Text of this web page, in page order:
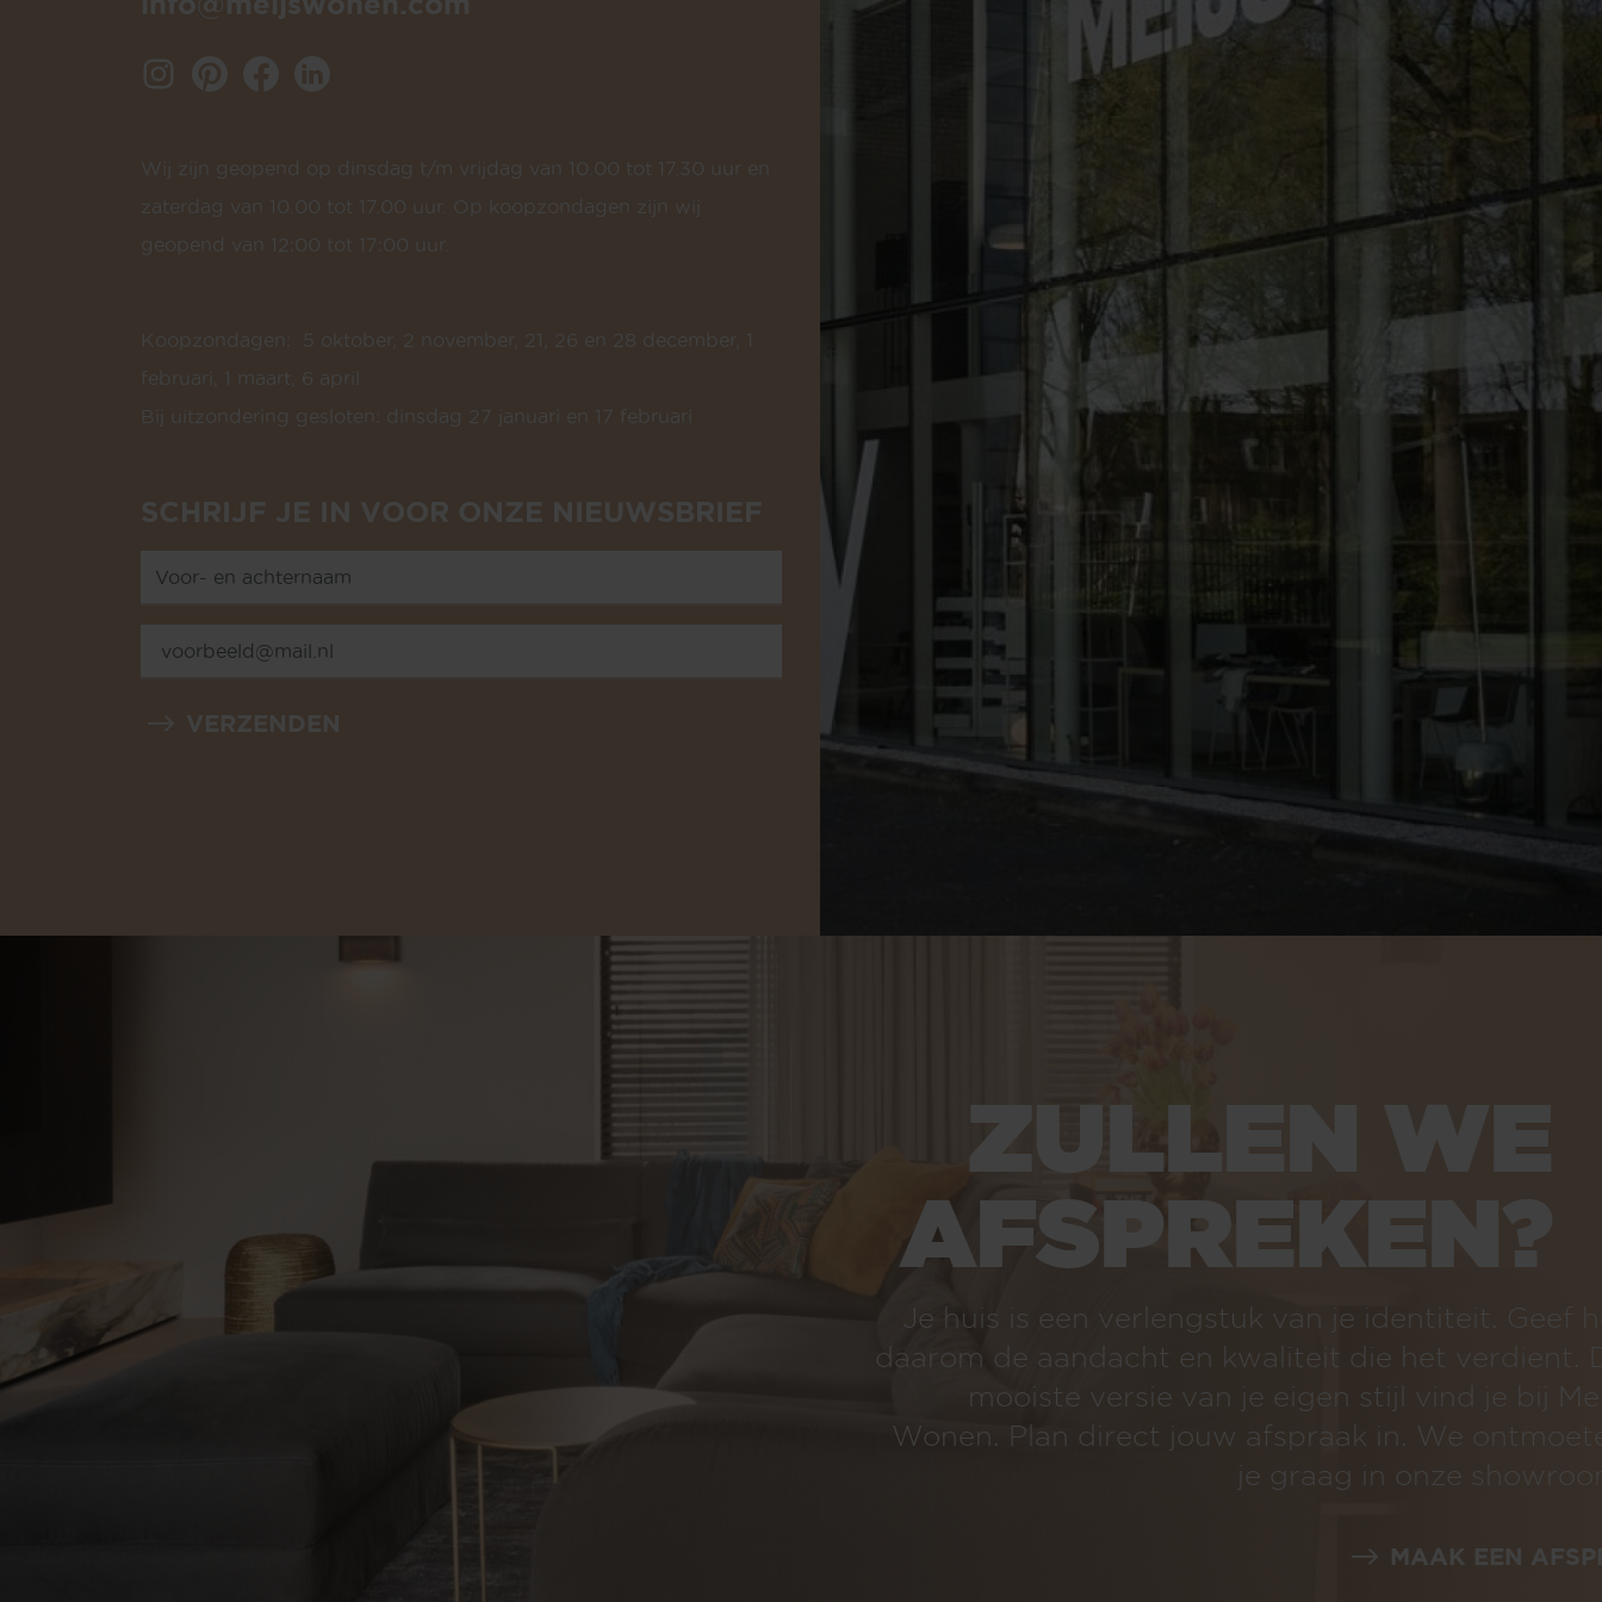
Wij zijn geopend op dinsdag t/m vrijdag van 10.00 tot 17.30 uur en
zaterdag van 10.00 tot 17.00 uur. Op koopzondagen zijn wij
geopend van 12:00 tot 17:00 uur.
Koopzondagen: 5 oktober, 2 november, 21, 26 en 28 december, 1
februari, 1 maart, 6 april
Bij uitzondering gesloten: dinsdag 27 januari en 17 februari
SCHRIJF JE IN VOOR ONZE NIEUWSBRIEF
VERZENDEN
ZULLEN WE
AFSPREKEN?
Je huis is een verlengstuk van je identiteit. Geef het
daarom de aandacht en kwaliteit die het verdient. De
mooiste versie van je eigen stijl vind je bij Meijs
Wonen. Plan direct jouw afspraak in. We ontmoeten
je graag in onze showroom!
MAAK EEN AFSPRAAK